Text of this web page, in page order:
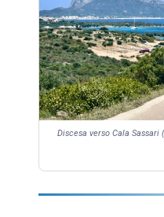
Discesa verso Cala